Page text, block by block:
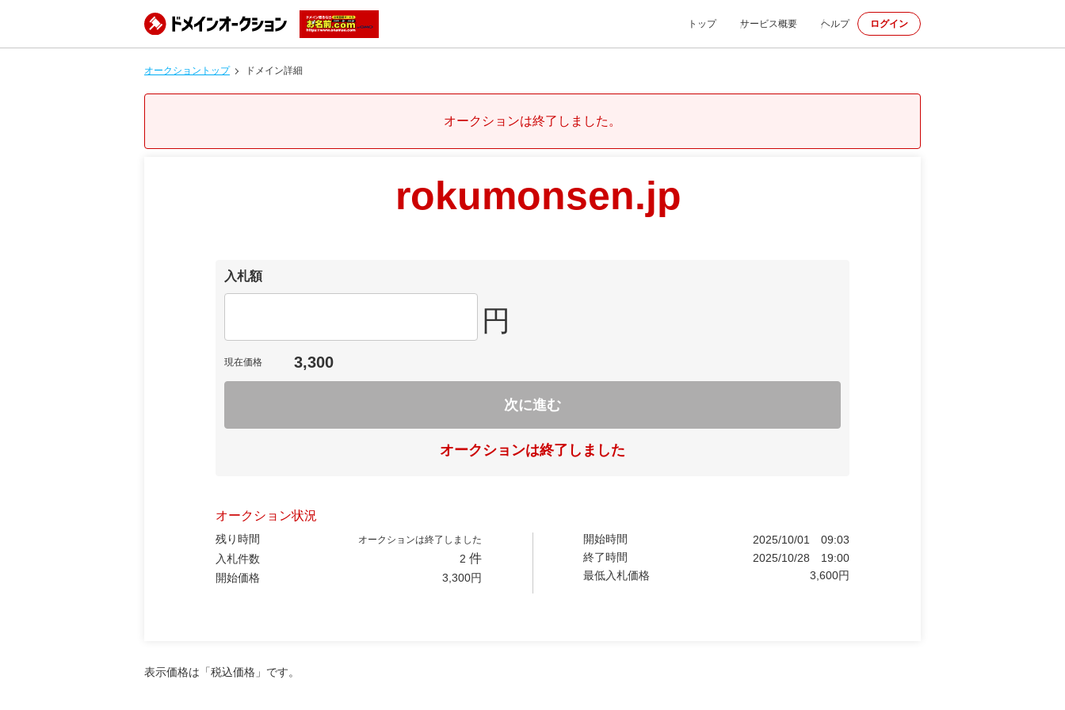
トップ サービス概要 ヘルプ ログイン
オークショントップ ドメイン詳細
オークションは終了しました。
rokumonsen.jp
入札額
円
現在価格 3,300
次に進む
オークションは終了しました
オークション状況
残り時間 オークションは終了しました
入札件数 2 件
開始価格 3,300円
開始時間 2025/10/01
09:03
終了時間
2025/10/28
19:00
最低入札価格
3,600円
表示価格は「税込価格」です。